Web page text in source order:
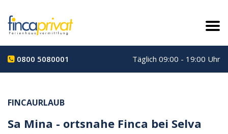
0800 5080001 Täglich 09:00 - 19:00 Uhr
FINCAURLAUB
Sa Mina - ortsnahe Finca bei Selva